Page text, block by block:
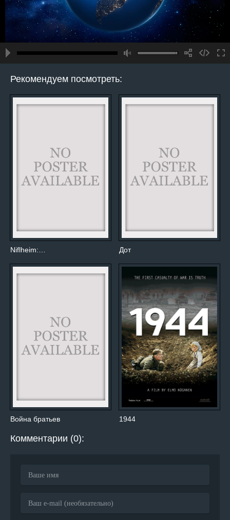
Рекомендуем посмотреть:
Niflheim:… Дот
Война братьев 1944
Комментарии (0):